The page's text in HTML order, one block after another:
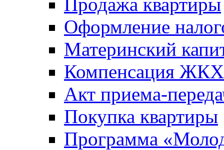
Оформление
Материнский
Компенсация ЖКХ
Акт приема-
Покупка квартиры
Программа